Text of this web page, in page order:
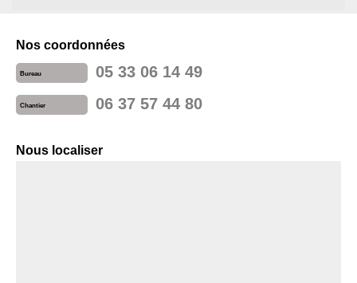
Nos coordonnées
Bureau 05 33 06 14 49
Chantier 06 37 57 44 80
Nous localiser